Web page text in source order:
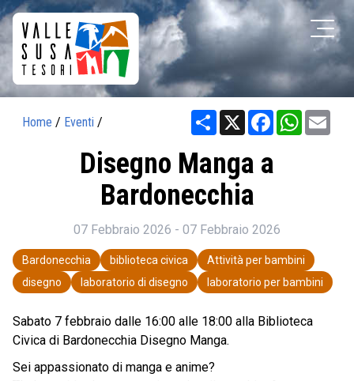
Home / Eventi / Share X Facebook
Disegno Manga a
Bardonecchia
07 Febbraio 2026 - 07 Febbraio 2026
Bardonecchia biblioteca civica
Attività per bambini
disegno
laboratorio di disegno laboratorio per bambini
Sabato 7 febbraio dalle 16:00 alle 18:00 alla Biblioteca
Civica di Bardonecchia Disegno Manga.
Sei appassionato di manga e anime?